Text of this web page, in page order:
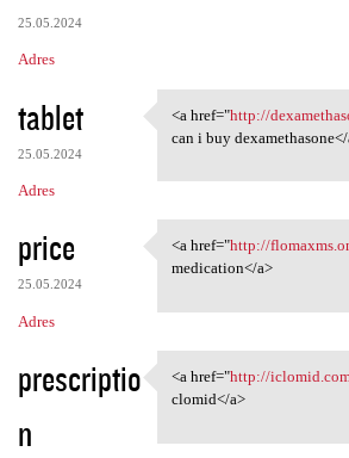
25.05.2024
Adres
tablet
25.05.2024
Adres
<a href="http:/
<a href="http://
can i buy
price
25.05.2024
Adres
<a href="http://
<a href="http://
medication</a>
prescriptio
n
<a href="http://
<a href="http://
clomid</a>